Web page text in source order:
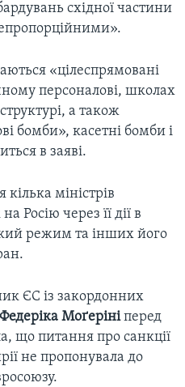
східної частини
«цілеспрямовані
персоналові, школах
а також
бомби», касетні бомби і
в заяві.
міністрів
Росію через її дії в
режим та інших його
ЄС із закордонних
Федеріка Моґерініперед
що питання про санкції
не пропонувала до